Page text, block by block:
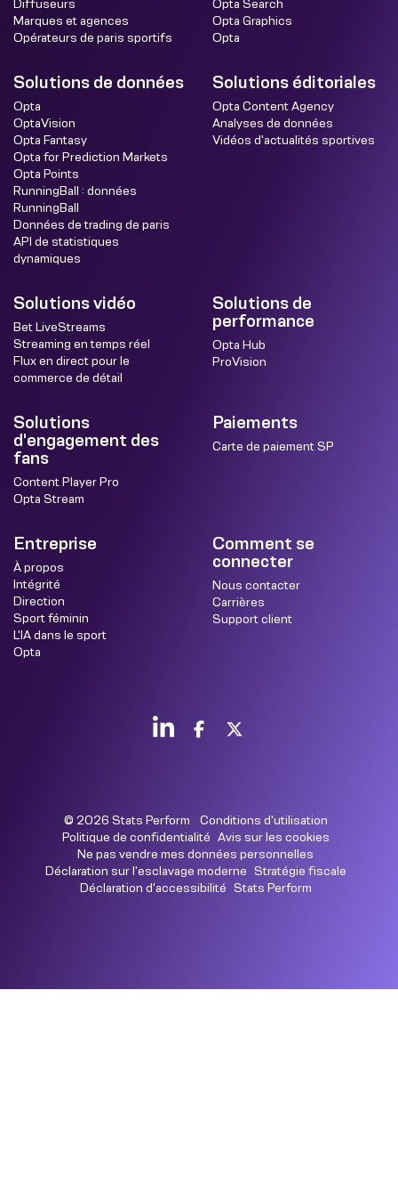
Diffuseurs
Marques et agences
Opérateurs de paris sportifs
Opta Search
Opta Graphics
Opta
Solutions de données
Opta
OptaVision
Opta Fantasy
Opta for Prediction Markets
Opta Points
RunningBall : données
RunningBall
Données de trading de paris
API de statistiques
dynamiques
Solutions éditoriales
Opta Content Agency
Analyses de données
Vidéos d'actualités sportives
Solutions vidéo
Bet LiveStreams
Streaming en temps réel
Flux en direct pour le
commerce de détail
Solutions de
performance
Opta Hub
ProVision
Solutions
d'engagement des
fans
Content Player Pro
Opta Stream
Paiements
Carte de paiement SP
Entreprise
À propos
Intégrité
Direction
Sport féminin
L'IA dans le sport
Opta
Comment se
connecter
Nous contacter
Carrières
Support client
© 2026 Stats Perform
Conditions d'utilisation
Politique de confidentialité Avis sur les cookies
Ne pas vendre mes données personnelles
Déclaration sur l'esclavage moderne Stratégie fiscale
Déclaration d'accessibilité Stats Perform